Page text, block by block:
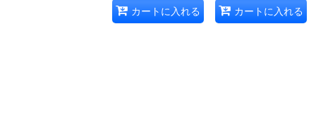
カートに入れる カートに入れる